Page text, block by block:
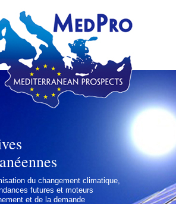
du changement climatique,
futures et moteurs
et de la demande
se focalisant sur les
et internationaux
méditerranéens